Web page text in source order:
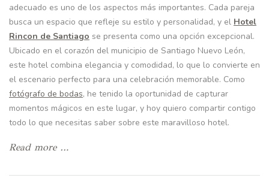
adecuado es uno de los aspectos más importantes. Cada pareja
busca un espacio que refleje su estilo y personalidad, y el Hotel
Rincon de Santiago se presenta como una opción excepcional.
Ubicado en el corazón del municipio de Santiago Nuevo León,
este hotel combina elegancia y comodidad, lo que lo convierte en
el escenario perfecto para una celebración memorable. Como
fotógrafo de bodas, he tenido la oportunidad de capturar
momentos mágicos en este lugar, y hoy quiero compartir contigo
todo lo que necesitas saber sobre este maravilloso hotel.
Read more …